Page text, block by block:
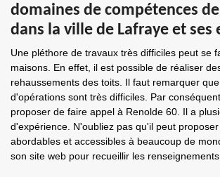
domaines de compétences
dans la ville de Lafraye et ses
Une pléthore de travaux très difficiles peut se
maisons. En effet, il est possible de réaliser
rehaussements des toits. Il faut remarquer
d'opérations sont très difficiles. Par
proposer de faire appel à Renolde 60. Il a
d'expérience. N'oubliez pas qu'il peut
abordables et accessibles à beaucoup de
son site web pour recueillir les